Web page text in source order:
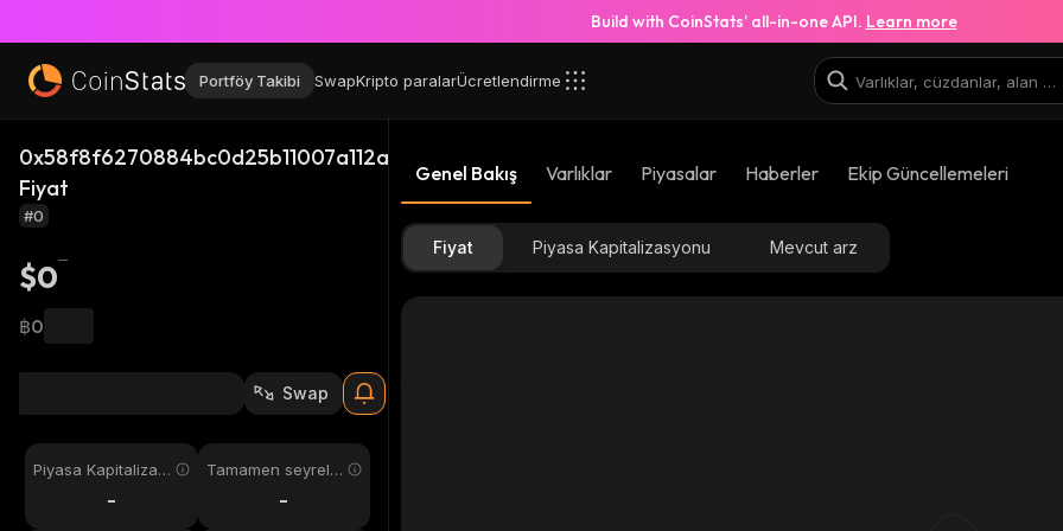
Build with CoinStats’ all-in-one API. Learn more
Portföy Takibi SwapKripto paralarÜcretlendirme
0x58f8f6270884bc0d25b11007a112a95756d13788_robinhood
Fiyat
#0
$0
฿0
Swap
Piyasa Kapitalizas
-
Tamamen seyreltil
-
Genel Bakış Varlıklar Piyasalar Haberler Ekip Güncellemeleri
Fiyat Piyasa Kapitalizasyonu Mevcut arz